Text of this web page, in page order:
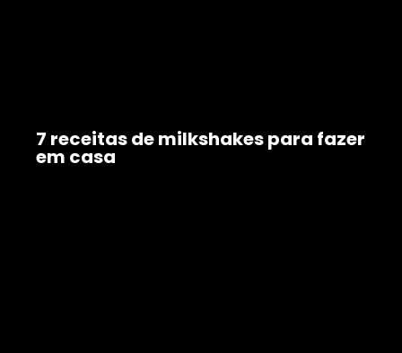
7 receitas de milkshakes para fazer
em casa